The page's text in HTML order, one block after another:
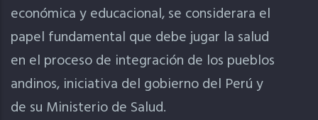
económica y educacional, se considerara el
papel fundamental que debe jugar la salud
en el proceso de integración de los pueblos
andinos, iniciativa del gobierno del Perú y
de su Ministerio de Salud.